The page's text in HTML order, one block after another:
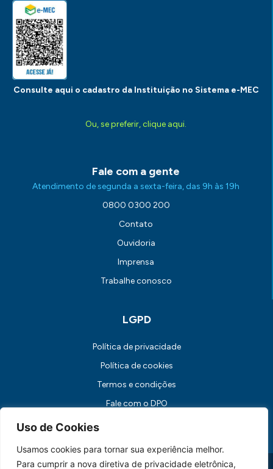
Uso de Cookies
Usamos cookies para tornar sua experiência melhor.
Para cumprir a nova diretiva de privacidade eletrônica,
Consulte aqui o cadastro da Instituição no Sistema e-MEC
Ou, se preferir, clique aqui.
Fale com a gente
Atendimento de segunda a sexta-feira, das 9h às 19h
0800 0300 200
Contato
Ouvidoria
Imprensa
Trabalhe conosco
LGPD
Política de privacidade
Política de cookies
Termos e condições
Fale com o DPO
Canal de Comunicação com os Titulares dos Dados
Universidade FUMEC: Rua Cobre, 200 Bairro Cruzeiro CEP: 30.310-